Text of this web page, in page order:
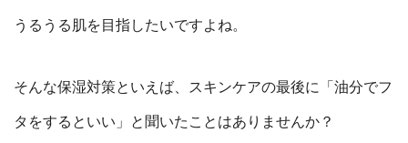
うるうる肌を目指したいですよね。
そんな保湿対策といえば、スキンケアの最後に 「油分でフ
タをするといい」と聞いたことはありませんか？